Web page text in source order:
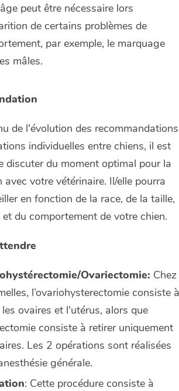
peut être nécessaire lors
de certains problèmes de
par exemple, le marquage
mâles.
de l'évolution des recommandations
individuelles entre chiens, il est
discuter du moment optimal pour la
avec votre vétérinaire. Il/elle pourra
en fonction de la race, de la taille,
du comportement de votre chien.
Ovariectomie: Chez
l’ovariohysterectomie consiste à
ovaires et l'utérus, alors que
consiste à retirer uniquement
Les 2 opérations sont réalisées
générale.
: Cette procédure consiste à